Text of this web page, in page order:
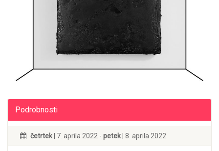
Podrobnosti
četrtek | 7. aprila 2022 - petek | 8. aprila 2022